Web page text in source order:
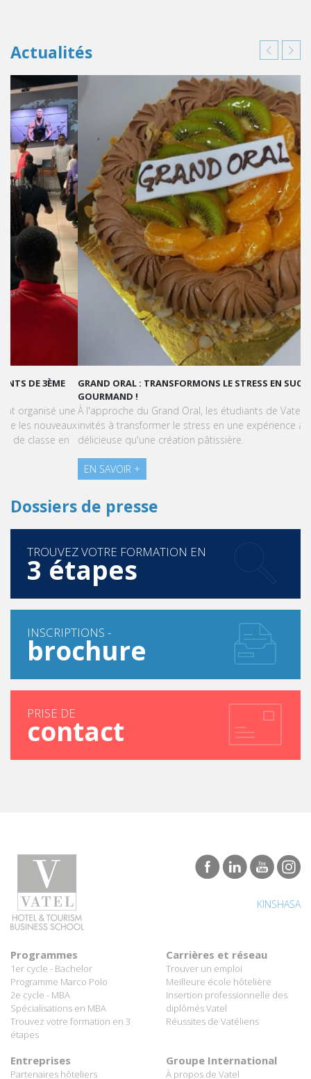
Actualités
GRAND ORAL : TRANSFORMONS LE STRESS EN SUCCÈS
À l'approche du Grand Oral, les étudiants de Vatel Kinshasa sont
invités à transformer le stress en une expérience aussi
délicieuse qu'une création pâtissière.
3 étapes
brochure
contact
1er cycle - Bachelor
Programme Marco Polo
2e cycle - MBA
Spécialisations en MBA
Trouvez votre formation en 3
étapes
Trouver un emploi
Meilleure école hôtelière
Insertion professionnelle des
diplômés Vatel
Réussites de Vatéliens
Partenaires hôteliers
Proposer un stage
À propos de Vatel